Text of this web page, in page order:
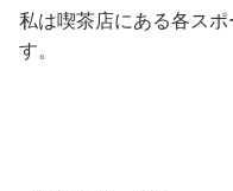
私は喫茶店にある各ス
す。